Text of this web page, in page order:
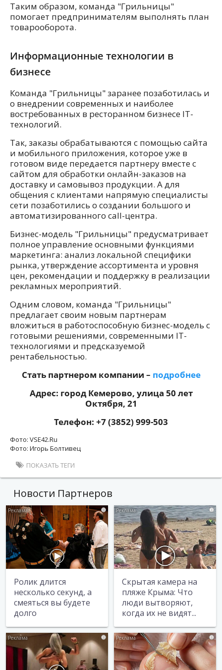
Таким образом, команда "Грильницы"
помогает предпринимателям выполнять план
товарооборота.
Информационные технологии в
бизнесе
Команда "Грильницы" заранее позаботилась и
о внедрении современных и наиболее
востребованных в ресторанном бизнесе IT-
технологий.
Так, заказы обрабатываются с помощью сайта
и мобильного приложения, которое уже в
готовом виде передается партнеру вместе с
сайтом для обработки онлайн-заказов на
доставку и самовывоз продукции. А для
общения с клиентами напрямую специалисты
сети позаботились о создании большого и
автоматизированного call-центра.
Бизнес-модель "Грильницы" предусматривает
полное управление основными функциями
маркетинга: анализ локальной специфики
рынка, утверждение ассортимента и уровня
цен, рекомендации и поддержку в реализации
рекламных мероприятий.
Одним словом, команда "Грильницы"
предлагает своим новым партнерам
вложиться в работоспособную бизнес-модель с
готовыми решениями, современными IT-
технологиями и предсказуемой
рентабельностью.
Стать партнером компании – подробнее
Адрес: город Кемерово, улица 50 лет
Октября, 21
Телефон: +7 (3852) 999-503
Фото: VSE42.Ru
Фото: Игорь Болтивец
ПОКАЗАТЬ ТЕГИ
Новости Партнеров
i
Ролик длится
несколько секунд, а
смеяться вы будете
долго
i
Скрытая камера на
пляже Крыма: Что
люди вытворяют,
когда их не видят...
i i